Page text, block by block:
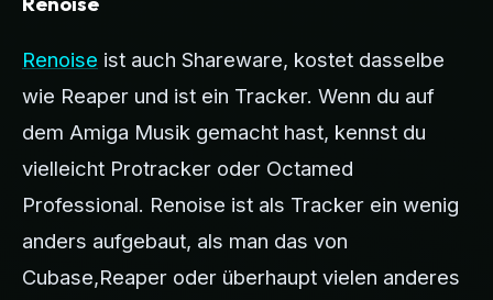
Renoise ist auch Shareware, kostet dasselbe
wie Reaper und ist ein Tracker. Wenn du auf
dem Amiga Musik gemacht hast, kennst du
vielleicht Protracker oder Octamed
Professional. Renoise ist als Tracker ein wenig
anders aufgebaut, als man das von
Cubase,Reaper oder überhaupt vielen anderes